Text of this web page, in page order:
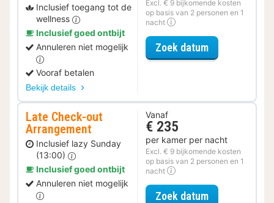
Inclusief toegang tot de
wellness
Inclusief goed ontbijt
Annuleren niet mogelijk
Vooraf betalen
Bekijk details
Excl. € 9 bijkomende kosten
op basis van 2 personen en 1
nacht
Zoek datumvoor
Late Check-out
Arrangement
Inclusief lazy Sunday
(13:00)
Inclusief goed ontbijt
Annuleren niet mogelijk
Vanaf
€ 235
per kamer per nacht
Excl. € 9 bijkomende kosten
op basis van 2 personen en 1
nacht
Zoek datumvoor Late